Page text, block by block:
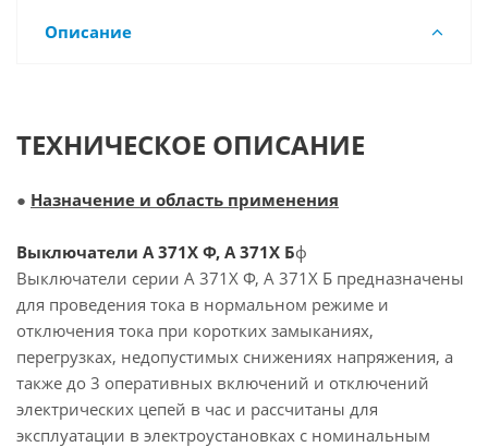
Описание
ТЕХНИЧЕСКОЕ ОПИСАНИЕ
● Назначение и область применения
Выключатели А 371Х Ф, А 371Х Бф
Выключатели серии А 371Х Ф, А 371Х Б предназначены
для проведения тока в нормальном режиме и
отключения тока при коротких замыканиях,
перегрузках, недопустимых снижениях напряжения, а
также до 3 оперативных включений и отключений
электрических цепей в час и рассчитаны для
эксплуатации в электроустановках с номинальным